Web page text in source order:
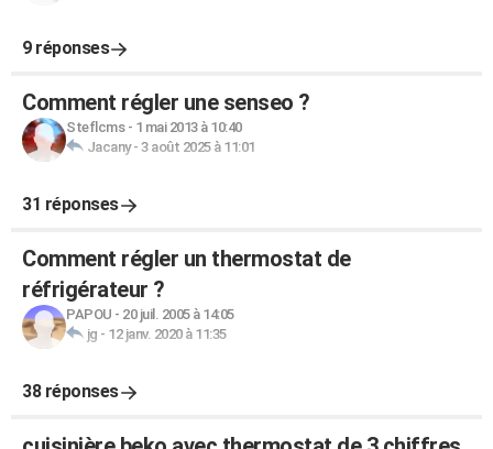
9 réponses
Comment régler une senseo ?
Steflcms- 1 mai 2013 à 10:40
Jacany- 3 août 2025 à 11:01
31 réponses
Comment régler un thermostat de
réfrigérateur ?
PAPOU - 20 juil. 2005 à 14:05
jg - 12 janv. 2020 à 11:35
38 réponses